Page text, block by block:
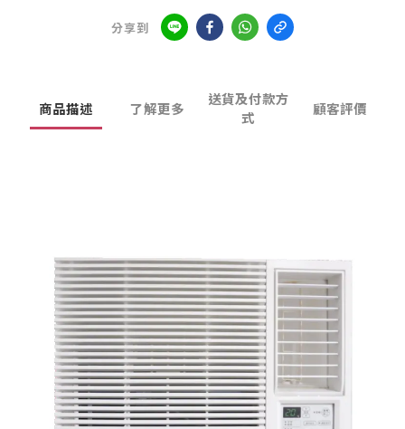
分享到
商品描述 了解更多
送貨及付款方
式
顧客評價